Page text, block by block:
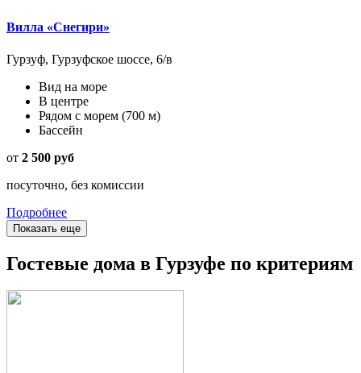
Вилла «Снегири»
Гурзуф, Гурзуфское шоссе, 6/в
Вид на море
В центре
Рядом с морем (700 м)
Бассейн
от 2 500 руб
посуточно, без комиссии
Подробнее
Показать еще
Гостевые дома в Гурзуфе по критериям